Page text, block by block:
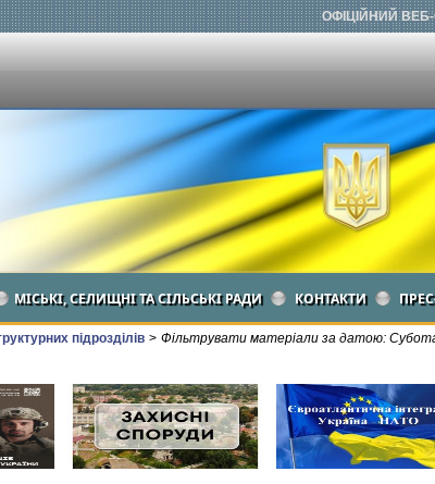
ОФІЦІЙНИЙ
МІСЬКІ, СЕЛИЩНІ ТА СІЛЬСЬКІ РАДИ КОНТАКТИ
підрозділів > Фільтрувати матеріали за датою: